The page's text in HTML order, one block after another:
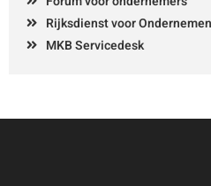
Rijksdienst voor
MKB Servicedesk